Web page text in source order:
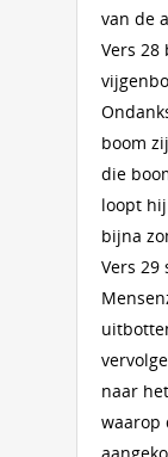
van de
Vers 28
boom
die
loopt
bijna
Vers 29
naar
waarop